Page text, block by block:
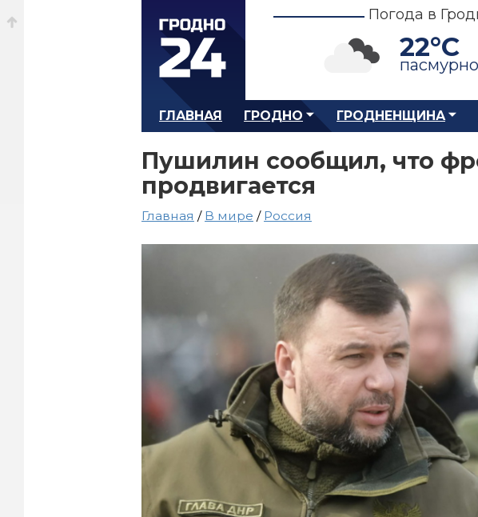
Погода в
22°C
пасмурно
ГЛАВНАЯ ГРОДНО ГРОДНЕНЩИНА
Пушилин сообщил, что
продвигается
Главная / В мире / Россия